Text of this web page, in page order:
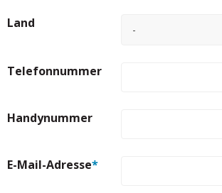
Land -
Telefonnummer
Handynummer
E-Mail-Adresse*